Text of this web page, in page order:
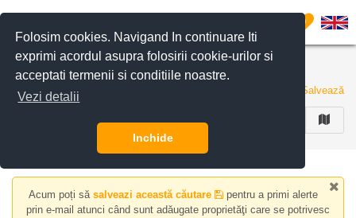
Folosim cookies. Navigand In continuare Iti
exprimi acordul asupra folosirii cookie-urilor si
acceptati termenii si conditiile noastre.
Vezi detalii
Inchide
0
Apartamente de vanzare zona Comuna Rosu
0 anunturi Salvează
FILTREAZA
Acum poți să salveazi această căutare
pentru a primi alerte
prin e-mail atunci când sunt adăugate proprietăţi care se potrivesc